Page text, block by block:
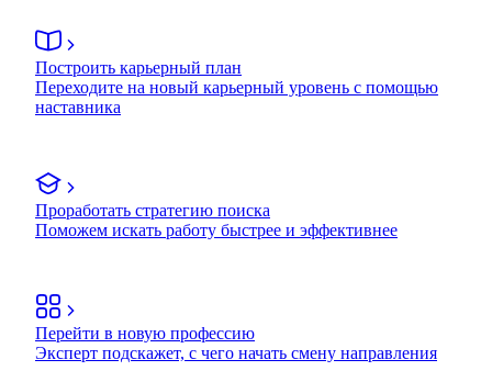
Построить карьерный план
Переходите на новый карьерный уровень с помощью
наставника
Проработать стратегию поиска
Поможем искать работу быстрее и эффективнее
Перейти в новую профессию
Эксперт подскажет, с чего начать смену направления